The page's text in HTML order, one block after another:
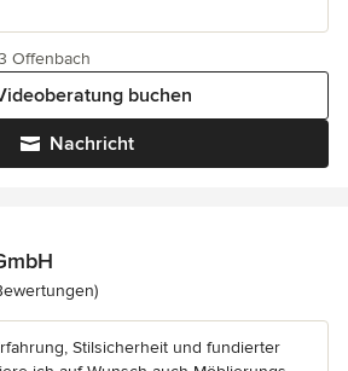
Nachricht
buchen
Offenbach
5 von 5 Sternen
Stilsicherheit und fundierter